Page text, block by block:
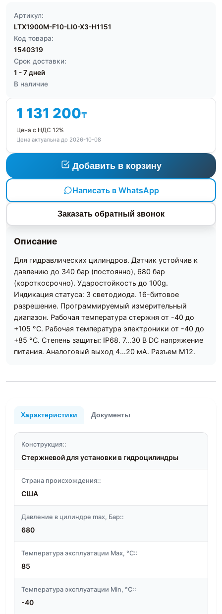
Артикул:
LTX1900M-F10-LI0-X3-H1151
Код товара:
1540319
Срок доставки:
1 - 7 дней
В наличие
1 131 200₸
Цена с НДС 12%
Цена актуальна до 2026-10-08
Добавить в корзину
Написать в WhatsApp
Заказать обратный звонок
Описание
Для гидравлических цилиндров. Датчик устойчив к
давлению до 340 бар (постоянно), 680 бар
(короткосрочно). Ударостойкость до 100g.
Индикация статуса: 3 светодиода. 16-битовое
разрешение. Программируемый измерительный
диапазон. Рабочая температура стержня от -40 до
+105 °C. Рабочая температура электроники от -40 до
+85 °C. Степень защиты: IP68. 7…30 В DC напряжение
питания. Аналоговый выход 4…20 мА. Разъем M12.
Характеристики Документы
Конструкция::
Стержневой для установки в гидроцилиндры
Страна происхождения::
США
Давление в цилиндре max, Бар::
680
Температура эксплуатации Max, °C::
85
Температура эксплуатации Min, °C::
-40